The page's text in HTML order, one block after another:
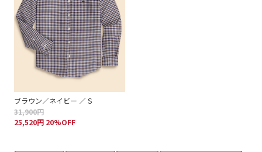
ブラウン／ネイビー ／ S
31,900円
25,520円 20%OFF